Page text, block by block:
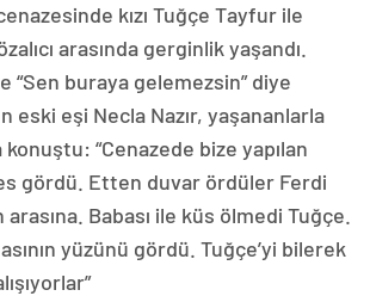
kızı Tuğçe Tayfur ile
arasında gerginlik yaşandı.
“Sen buraya gelemezsin” diye
eski eşi Necla Nazır, yaşananlarla
konuştu: “Cenazede bize yapılan
gördü. Etten duvar ördüler Ferdi
arasına. Babası ile küs ölmedi Tuğçe.
yüzünü gördü. Tuğçe’yi bilerek